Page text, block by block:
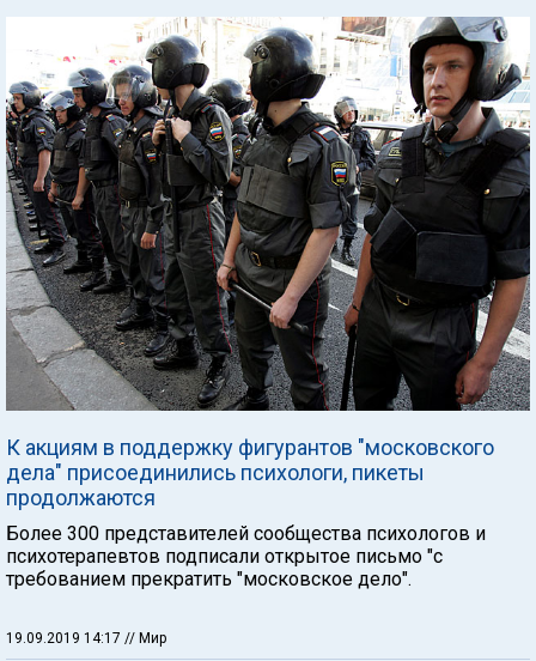
К акциям в поддержку фигурантов "московского
дела" присоединились психологи, пикеты
продолжаются
Более 300 представителей сообщества психологов и
психотерапевтов подписали открытое письмо "с
требованием прекратить "московское дело".
19.09.2019 14:17 // Мир